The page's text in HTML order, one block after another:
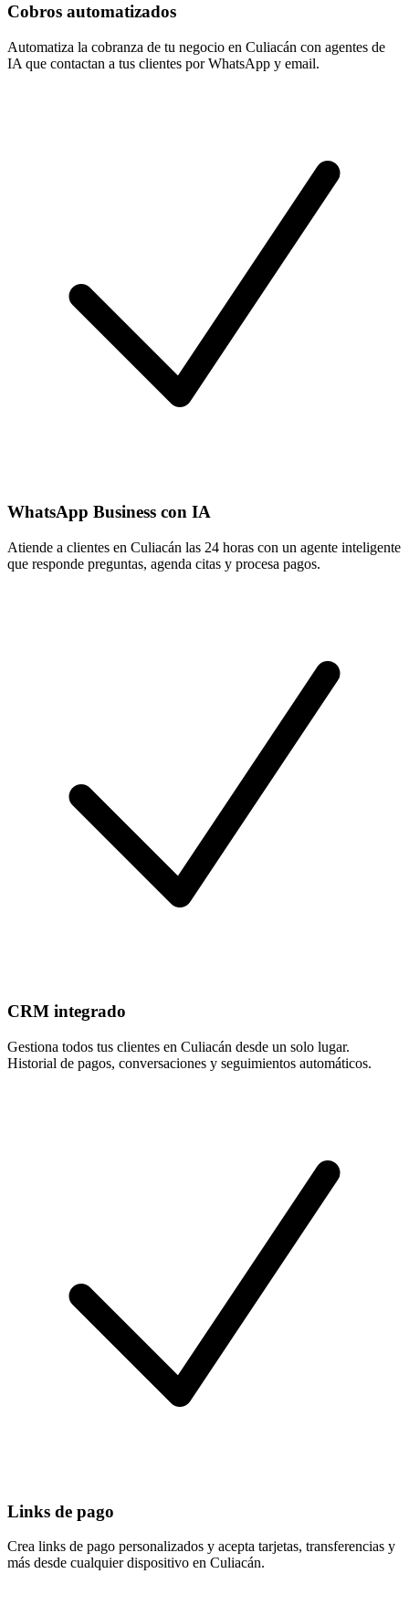
Cobros automatizados
Automatiza la cobranza de tu negocio en Culiacán con agentes de
IA que contactan a tus clientes por WhatsApp y email.
WhatsApp Business con IA
Atiende a clientes en Culiacán las 24 horas con un agente inteligente
que responde preguntas, agenda citas y procesa pagos.
CRM integrado
Gestiona todos tus clientes en Culiacán desde un solo lugar.
Historial de pagos, conversaciones y seguimientos automáticos.
Links de pago
Crea links de pago personalizados y acepta tarjetas, transferencias y
más desde cualquier dispositivo en Culiacán.